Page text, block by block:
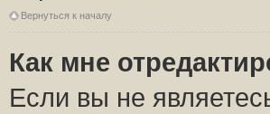
Вернуться к началу
Как мне
Если вы не